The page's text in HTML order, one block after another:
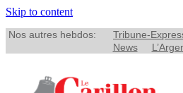
Skip to content
Nos autres hebdos: Tribune-
News